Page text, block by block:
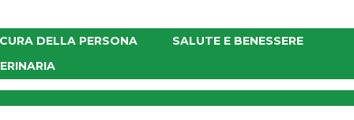
DELLA PERSONA
SALUTE E BENESSERE